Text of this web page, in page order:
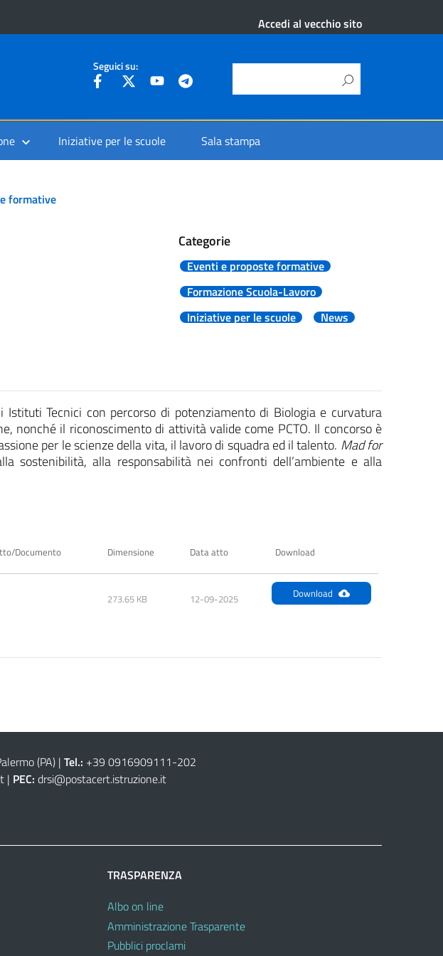
Accedi al vecchio sito
Seguici su:
Iniziative per le scuole Sala stampa
formative
Categorie
Eventi e proposte formative
Formazione Scuola-Lavoro
Iniziative per le scuole
News
Tecnici con percorso di potenziamento di Biologia e curvatura
nonché il riconoscimento di attività valide come PCTO. Il concorso è
per le scienze della vita, il lavoro di squadra ed il talento. Mad for
sostenibilità, alla responsabilità nei confronti dell’ambiente e alla
Documento Dimensione Data atto Download
273.65 KB 12-09-2025 Download
(PA)| Tel.: +39 0916909111-202
| PEC: drsi@postacert.istruzione.it
TRASPARENZA
Albo on line
Amministrazione Trasparente
Pubblici proclami